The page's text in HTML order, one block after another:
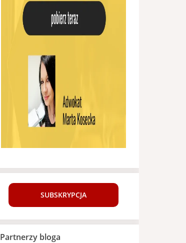
SUBSKRYPCJA
Partnerzy bloga